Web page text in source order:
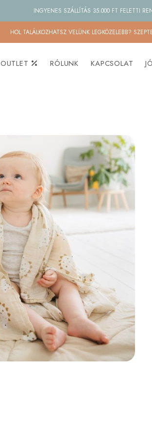
INGYENES SZÁLLÍTÁS 35.000 FT FELETTI
HOL TALÁLKOZHATSZ VELÜNK LEGKÖZELEBB?
OUTLET RÓLUNK KAPCSOLAT